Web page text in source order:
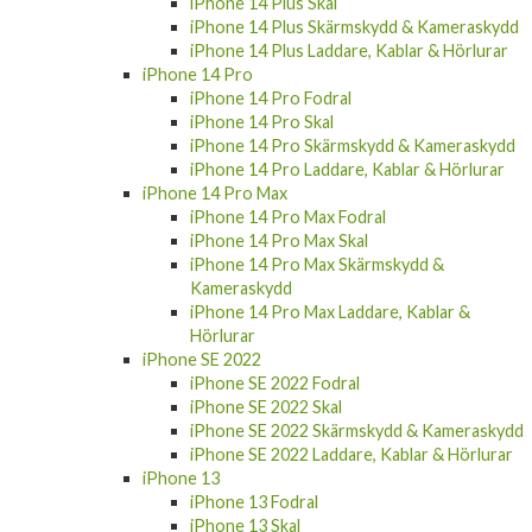
iPhone 14 Plus Skärmskydd & Kameraskydd
iPhone 14 Plus Laddare, Kablar & Hörlurar
iPhone 14 Pro
iPhone 14 Pro Fodral
iPhone 14 Pro Skal
iPhone 14 Pro Skärmskydd & Kameraskydd
iPhone 14 Pro Laddare, Kablar & Hörlurar
iPhone 14 Pro Max
iPhone 14 Pro Max Fodral
iPhone 14 Pro Max Skal
iPhone 14 Pro Max Skärmskydd &
Kameraskydd
iPhone 14 Pro Max Laddare, Kablar &
Hörlurar
iPhone SE 2022
iPhone SE 2022 Fodral
iPhone SE 2022 Skal
iPhone SE 2022 Skärmskydd & Kameraskydd
iPhone SE 2022 Laddare, Kablar & Hörlurar
iPhone 13
iPhone 13 Fodral
iPhone 13 Skal